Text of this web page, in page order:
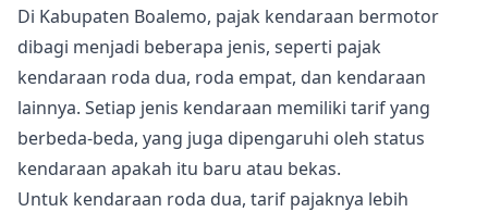
Di Kabupaten Boalemo, pajak kendaraan bermotor
dibagi menjadi beberapa jenis, seperti pajak
kendaraan roda dua, roda empat, dan kendaraan
lainnya. Setiap jenis kendaraan memiliki tarif yang
berbeda-beda, yang juga dipengaruhi oleh status
kendaraan apakah itu baru atau bekas.
Untuk kendaraan roda dua, tarif pajaknya lebih